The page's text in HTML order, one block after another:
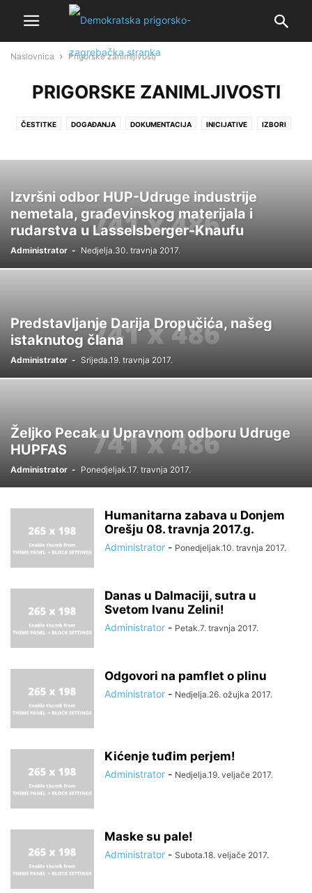
Naslovnica Prigorske zanimljivosti
PRIGORSKE ZANIMLJIVOSTI
ČESTITKE DOGAĐANJA DOKUMENTACIJA INICIJATIVE IZBORI
VIJEĆE GRADA SV. I. ZELINE
Izvršni odbor HUP-Udruge industrije
nemetala, građevinskog materijala i
rudarstva u Lasselsberger-Knaufu
Administrator - Nedjelja.30. travnja 2017.
Predstavljanje Darija Dropučića, našeg
istaknutog člana
Administrator - Srijeda.19. travnja 2017.
Željko Pecak u Upravnom odboru Udruge
HUPFAS
Administrator - Ponedjeljak.17. travnja 2017.
Humanitarna zabava u Donjem
Orešju 08. travnja 2017.g.
Administrator - Ponedjeljak.10. travnja 2017.
Danas u Dalmaciji, sutra u
Svetom Ivanu Zelini!
Administrator - Petak.7. travnja 2017.
Odgovori na pamflet o plinu
Administrator - Nedjelja.26. ožujka 2017.
Kićenje tuđim perjem!
Administrator - Nedjelja.19. veljače 2017.
Maske su pale!
Administrator - Subota.18. veljače 2017.